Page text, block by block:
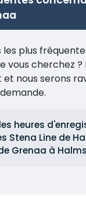
plus
vous cherchez ?
nous serons
heures
Stena Line de
Grenaa à